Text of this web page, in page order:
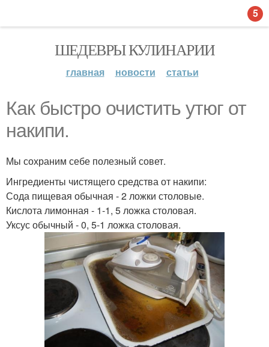
ШЕДЕВРЫ КУЛИНАРИИ
главная новости статьи
Как быстро очистить утюг от
накипи.
Мы сохраним себе полезный совет.
Ингредиенты чистящего средства от накипи:
Сода пищевая обычная - 2 ложки столовые.
Кислота лимонная - 1-1, 5 ложка столовая.
Уксус обычный - 0, 5-1 ложка столовая.
5